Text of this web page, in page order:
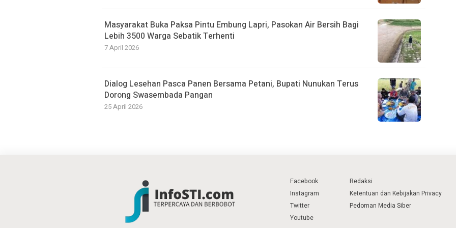
Masyarakat Buka Paksa Pintu Embung Lapri, Pasokan Air Bersih Bagi
Lebih 3500 Warga Sebatik Terhenti
7 April 2026
Dialog Lesehan Pasca Panen Bersama Petani, Bupati Nunukan Terus
Dorong Swasembada Pangan
25 April 2026
Facebook
Instagram
Twitter
Youtube
Redaksi
Ketentuan dan Kebijakan Privacy
Pedoman Media Siber